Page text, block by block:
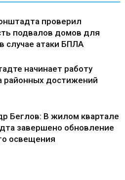
проверил
подвалов домов для
случае атаки БПЛА
начинает работу
районных достижений
Беглов: В жилом квартале
завершено обновление
освещения